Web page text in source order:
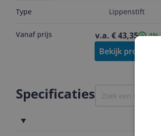
Type
Vanaf prijs
Lippenstift
v.a. € 43,35 -4%
Bekijk product
Specificaties